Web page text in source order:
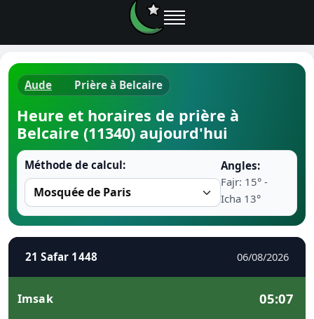
Ramadan
Comment
Aude Prière à Belcaire
Heure et horaires de prière à
Belcaire (11340) aujourd'hui
Méthode de calcul:
Angles:
Fajr: 15° -
Icha 13°
21 Safar 1448 06/08/2026
Imsak 05:07